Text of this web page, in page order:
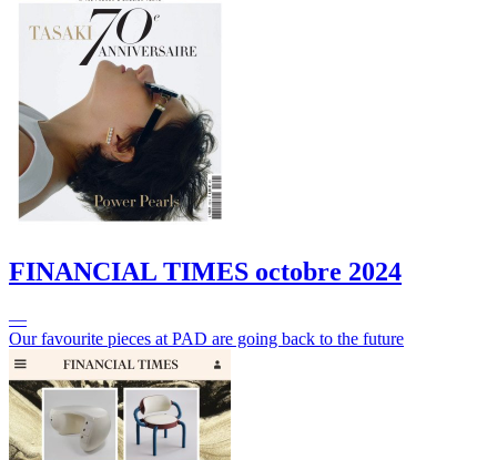
FINANCIAL TIMES octobre 2024
—
Our favourite pieces at PAD are going back to the future